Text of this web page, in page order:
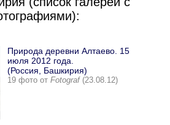
Природа деревни Алтаево. 15
июля 2012 года.
(Россия, Башкирия)
19 фото от Fotograf(23.08.12)